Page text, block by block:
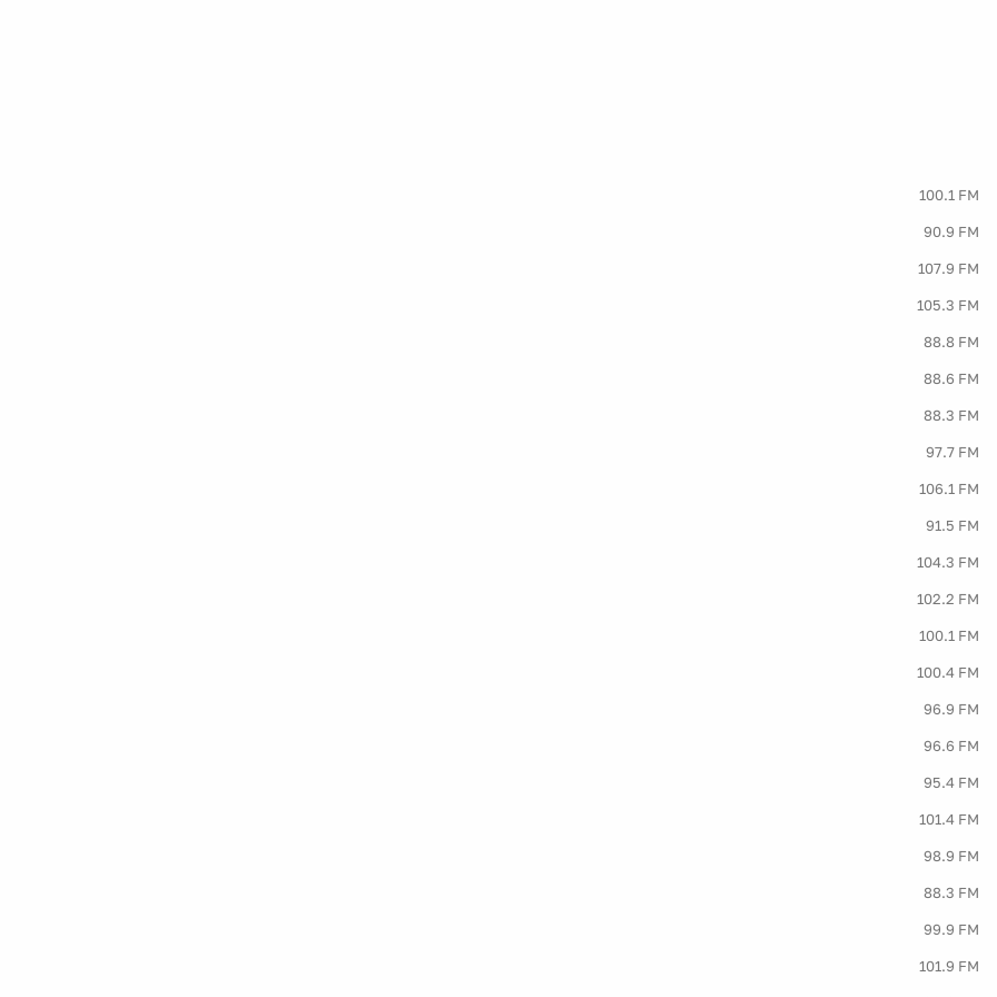
100.1 FM
90.9 FM
107.9 FM
105.3 FM
88.8 FM
88.6 FM
88.3 FM
97.7 FM
106.1 FM
91.5 FM
104.3 FM
102.2 FM
100.1 FM
100.4 FM
96.9 FM
96.6 FM
95.4 FM
101.4 FM
98.9 FM
88.3 FM
99.9 FM
101.9 FM